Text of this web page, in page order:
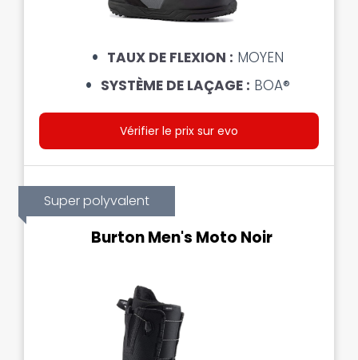
TAUX DE FLEXION : MOYEN
SYSTÈME DE LAÇAGE : BOA®
Vérifier le prix sur evo
Super polyvalent
Burton Men's Moto Noir